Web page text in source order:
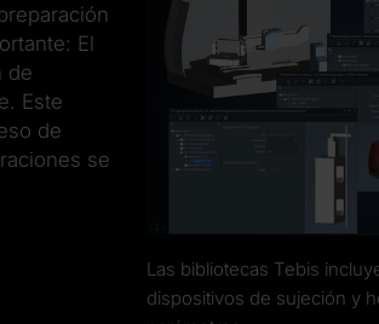
Las bibliotecas Tebis
dispositivos de sujeción y
El
de
Este
de
se